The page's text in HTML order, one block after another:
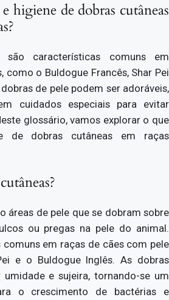
higiene de dobras cutâneas
são características comuns em
como o Buldogue Francês, Shar Pei
de pele podem ser adoráveis,
cuidados especiais para evitar
glossário, vamos explorar o que
de dobras cutâneas em raças
áreas de pele que se dobram sobre
ou pregas na pele do animal.
comuns em raças de cães com pele
e o Buldogue Inglês. As dobras
e sujeira, tornando-se um
o crescimento de bactérias e